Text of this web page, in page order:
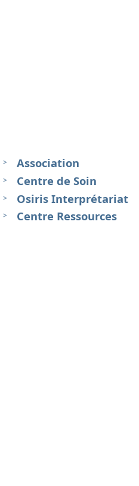
Association
Centre de Soin
Osiris Interprétariat
Centre Ressources